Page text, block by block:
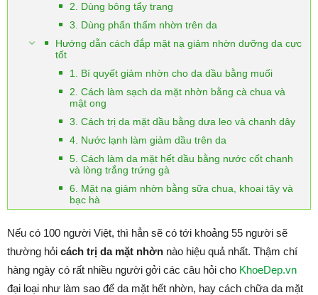
2. Dùng bông tẩy trang
3. Dùng phấn thấm nhờn trên da
Hướng dẫn cách đắp mặt nạ giảm nhờn dưỡng da cực
tốt
1. Bí quyết giảm nhờn cho da dầu bằng muối
2. Cách làm sạch da mặt nhờn bằng cà chua và
mật ong
3. Cách trị da mặt dầu bằng dưa leo và chanh dây
4. Nước lạnh làm giảm dầu trên da
5. Cách làm da mặt hết dầu bằng nước cốt chanh
và lòng trắng trứng gà
6. Mặt nạ giảm nhờn bằng sữa chua, khoai tây và
bạc hà
Nếu có 100 người Việt, thì hẳn sẽ có tới khoảng 55 người sẽ
thường hỏi cách trị da mặt nhờn nào hiệu quả nhất. Thậm chí
hàng ngày có rất nhiều người gởi các câu hỏi cho KhoeDep.vn
đại loại như làm sao để da mặt hết nhờn, hay cách chữa da mặt